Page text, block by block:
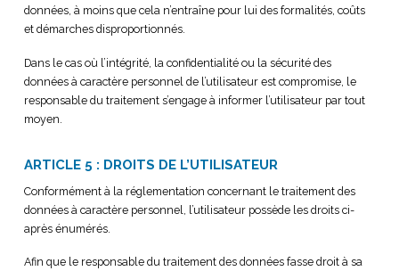
données, à moins que cela n’entraîne pour lui des formalités, coûts
et démarches disproportionnés.
Dans le cas où l’intégrité, la confidentialité ou la sécurité des
données à caractère personnel de l’utilisateur est compromise, le
responsable du traitement s’engage à informer l’utilisateur par tout
moyen.
ARTICLE 5 : DROITS DE L’UTILISATEUR
Conformément à la réglementation concernant le traitement des
données à caractère personnel, l’utilisateur possède les droits ci-
après énumérés.
Afin que le responsable du traitement des données fasse droit à sa